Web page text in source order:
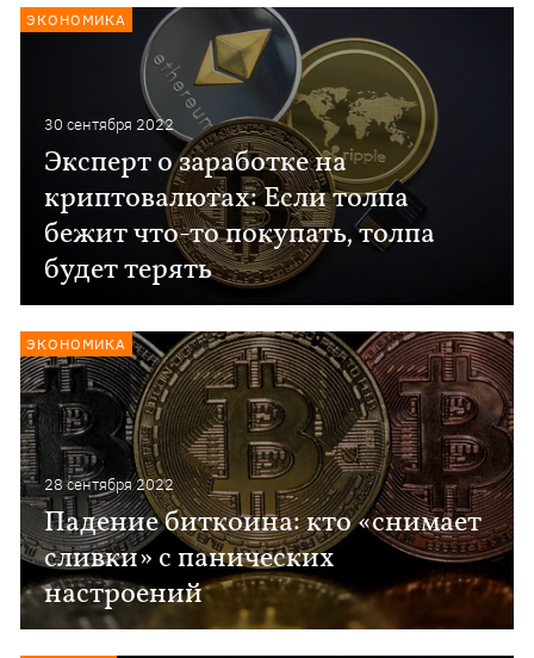
30 сентября 2022
Эксперт о заработке на
криптовалютах: Если толпа
бежит что-то покупать, толпа
будет терять
ЭКОНОМИКА
28 сентября 2022
Падение биткоина: кто «снимает
сливки» с панических
настроений
ЭКОНОМИКА